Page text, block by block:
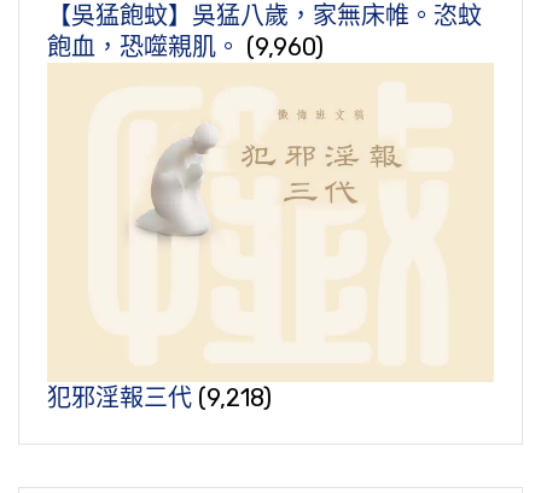
【吳猛飽蚊】吳猛八歲，家無床帷。恣蚊
飽血，恐噬親肌。 (9,960)
犯邪淫報三代 (9,218)